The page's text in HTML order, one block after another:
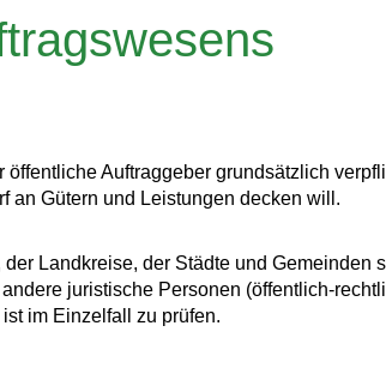
Auftraggeber grundsätzlich
an Gütern und Leistungen decken will.
Landkreise, der Städte und Gemeinden
juristische Personen (öffentlich-
im Einzelfall zu prüfen.